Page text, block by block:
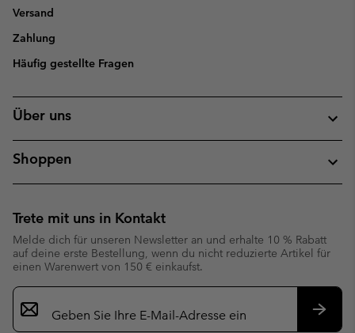
Versand
Zahlung
Häufig gestellte Fragen
Über uns
Shoppen
Trete mit uns in Kontakt
Melde dich für unseren Newsletter an und erhalte 10 % Rabatt
auf deine erste Bestellung, wenn du nicht reduzierte Artikel für
einen Warenwert von 150 € einkaufst.
Newsletter-
Anmeldung